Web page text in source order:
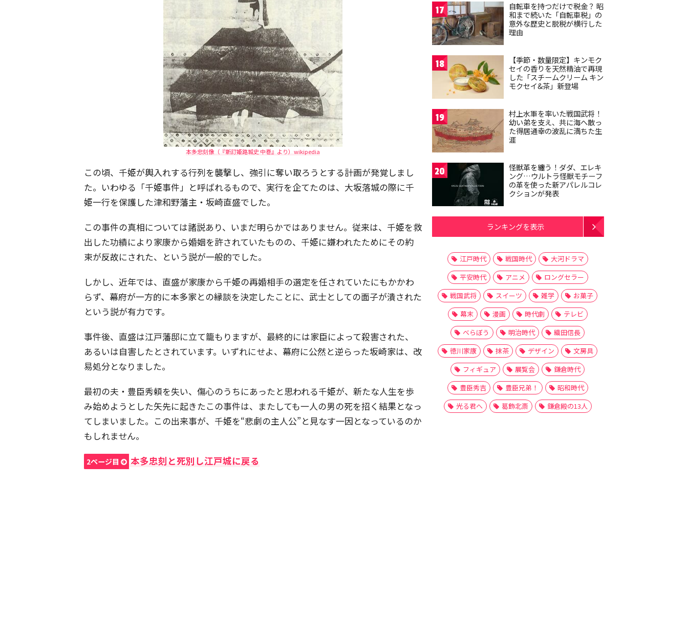
本多忠刻像（『新訂姫路城史 中巻』より）wikipedia
この頃、千姫が輿入れする行列を襲撃し、強引に奪い取ろうとする計画が発覚しまし
た。いわゆる「千姫事件」と呼ばれるもので、実行を企てたのは、大坂落城の際に千
姫一行を保護した津和野藩主・坂崎直盛でした。
この事件の真相については諸説あり、いまだ明らかではありません。従来は、千姫を救
出した功績により家康から婚姻を許されていたものの、千姫に嫌われたためにその約
束が反故にされた、という説が一般的でした。
しかし、近年では、直盛が家康から千姫の再婚相手の選定を任されていたにもかかわ
らず、幕府が一方的に本多家との縁談を決定したことに、武士としての面子が潰された
という説が有力です。
事件後、直盛は江戸藩邸に立て籠もりますが、最終的には家臣によって殺害された、
あるいは自害したとされています。いずれにせよ、幕府に公然と逆らった坂崎家は、改
易処分となりました。
最初の夫・豊臣秀頼を失い、傷心のうちにあったと思われる千姫が、新たな人生を歩
み始めようとした矢先に起きたこの事件は、またしても一人の男の死を招く結果となっ
てしまいました。この出来事が、千姫を“悲劇の主人公”と見なす一因となっているのか
もしれません。
2ページ目 本多忠刻と死別し江戸城に戻る
17
自転車を持つだけで税金？ 昭
和まで続いた「自転車税」の
意外な歴史と脱税が横行した
理由
18
【季節・数量限定】キンモク
セイの香りを天然精油で再現
した「スチームクリーム キン
モクセイ&茶」新登場
19
村上水軍を率いた戦国武将！
幼い弟を支え、共に海へ散っ
た得居通幸の波乱に満ちた生
涯
20
怪獣革を纏う！ダダ、エレキ
ング…ウルトラ怪獣モチーフ
の革を使った新アパレルコレ
クションが発表
ランキングを表示
江戸時代 戦国時代
大河ドラマ
平安時代
アニメ
ロングセラー
戦国武将
スイーツ 雑学
お菓子
幕末
漫画 時代劇
テレビ
べらぼう
明治時代
織田信長
徳川家康
抹茶 デザイン
文房具
フィギュア
展覧会
鎌倉時代
豊臣秀吉
豊臣兄弟！
昭和時代
光る君へ
葛飾北斎 鎌倉殿の13人